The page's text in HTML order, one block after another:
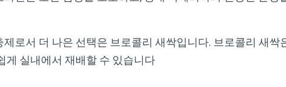
제로서 더 나은 선택은 브로콜리 새싹입니다. 브로콜리 새
게 실내에서 재배할 수 있습니다